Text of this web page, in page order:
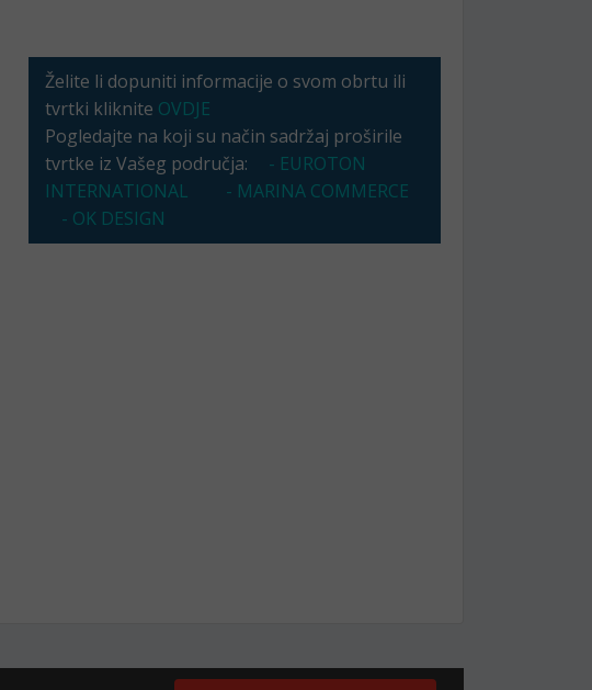
Želite li dopuniti informacije o svom obrtu ili
tvrtki kliknite OVDJE
Pogledajte na koji su način sadržaj proširile
tvrtke iz Vašeg područja:
- EUROTON
INTERNATIONAL
- MARINA COMMERCE
- OK DESIGN